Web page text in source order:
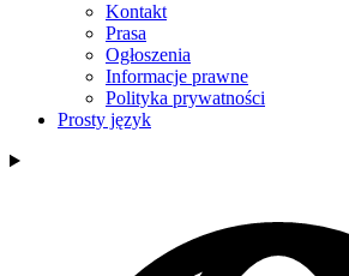
Kontakt
Prasa
Ogłoszenia
Informacje prawne
Polityka prywatności
Prosty język